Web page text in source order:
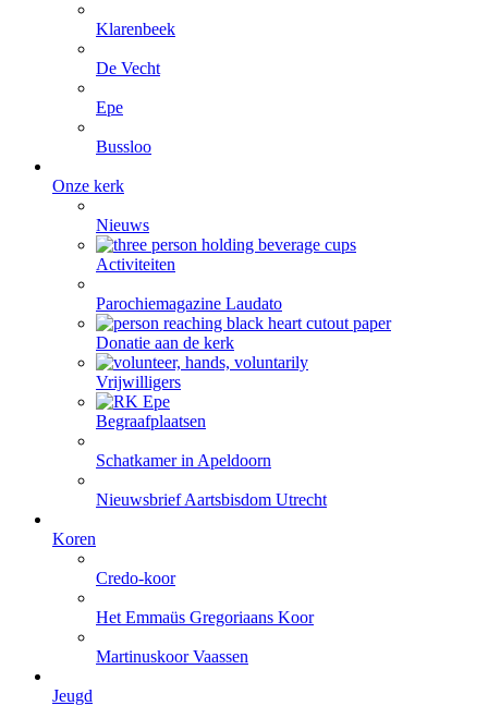
Klarenbeek
De Vecht
Epe
Bussloo
Onze kerk
Nieuws
Activiteiten
Parochiemagazine Laudato
Donatie aan de kerk
Vrijwilligers
Begraafplaatsen
Schatkamer in Apeldoorn
Nieuwsbrief Aartsbisdom Utrecht
Koren
Credo-koor
Het Emmaüs Gregoriaans Koor
Martinuskoor Vaassen
Jeugd